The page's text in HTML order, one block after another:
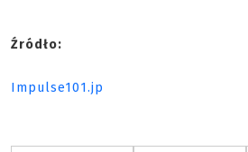
Źródło:
Impulse101.jp